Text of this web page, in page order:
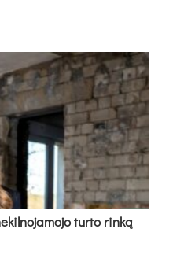
turto rinką